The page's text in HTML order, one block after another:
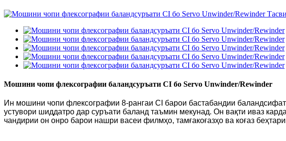
Мошини чопи флексографии баландсуръати CI бо Servo Unwinder/Rewinder
Ин мошини чопи флексографии 8-рангаи CI барои бастабандии
устувори шиддатро дар суръати баланд таъмин мекунад. Он вақти иваз
чандирии он онро барои нашри васеи филмҳо, тамғакоғазҳо ва коғаз